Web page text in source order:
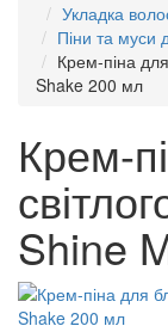
Укладка
Піни та муси
Крем-піна
Shake 200 мл
Крем-
Shine